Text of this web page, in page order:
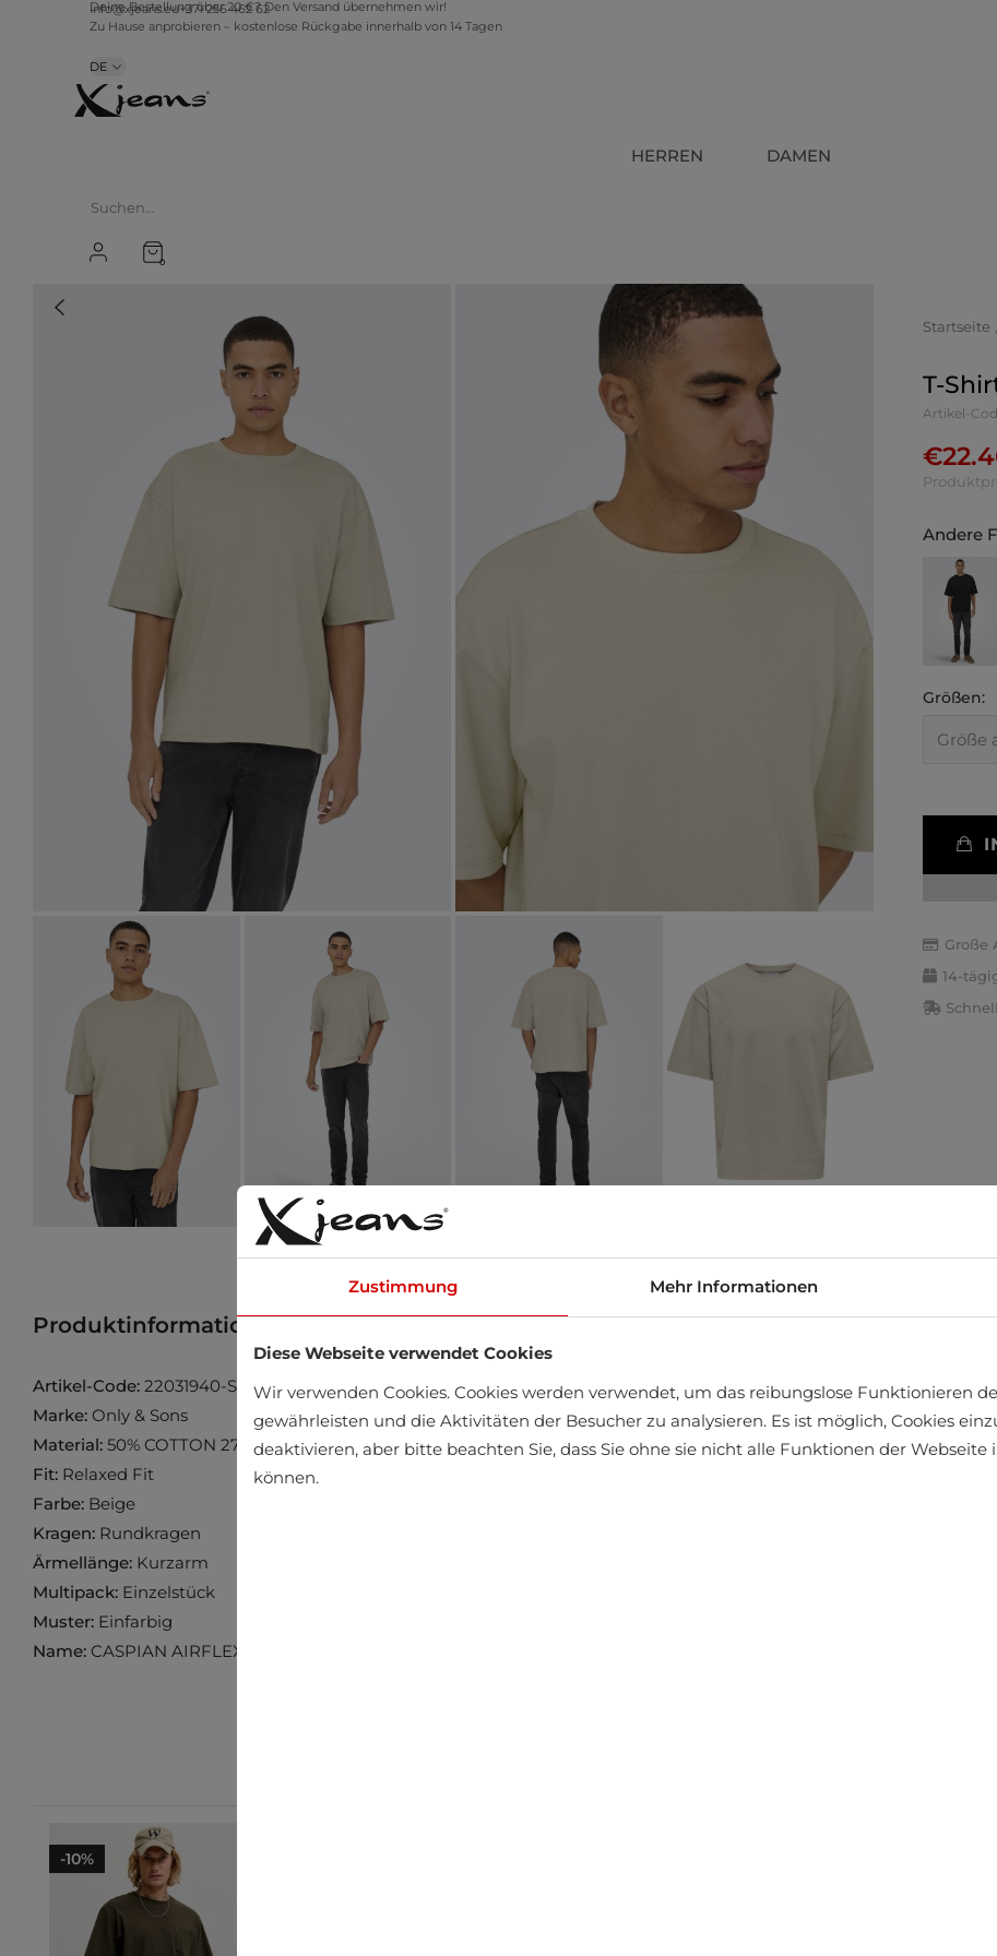
info@xjeans.eu+371 256 462 62
Deine Bestellung über 20 €? Den Versand übernehmen wir!
Zu Hause anprobieren – kostenlose Rückgabe innerhalb von 14 Tagen
DE
HERREN DAMEN
0
Startseite
T-
Artikel-
€
Andere
Größen:
Große
14-
Produktinformation Produkt im Geschäft finden
Artikel-Code: 22031940-Silver-Lining
Marke: Only & Sons
Material: 50% COTTON 27% POLYESTER 23% ELASTOMULTIESTER
Fit: Relaxed Fit
Farbe: Beige
Kragen: Rundkragen
Ärmellänge: Kurzarm
Multipack: Einzelstück
Muster: Einfarbig
Name: CASPIAN AIRFLEX
-10%
Zustimmung Mehr Informationen
Diese Webseite verwendet Cookies
Wir verwenden Cookies. Cookies werden verwendet, um das reibungslose Funktionieren
gewährleisten und die Aktivitäten der Besucher zu analysieren. Es ist möglich, Cookies
deaktivieren, aber bitte beachten Sie, dass Sie ohne sie nicht alle Funktionen der
können.